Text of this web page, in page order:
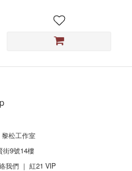
松工作室
街9號14樓
我們 ｜ 紅21 VIP